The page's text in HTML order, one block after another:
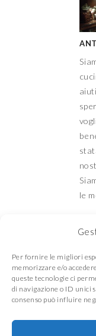
Per fornire le migliori
memorizzare e/o
queste tecnologie ci
di navigazione o ID unici
consenso può influire
le